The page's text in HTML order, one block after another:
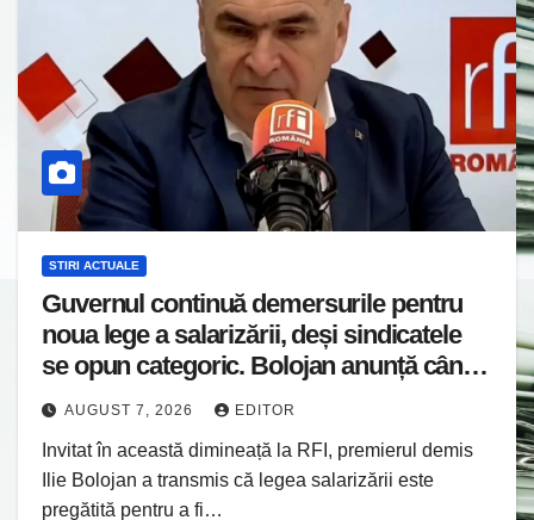
STIRI ACTUALE
Guvernul continuă demersurile pentru
noua lege a salarizării, deși sindicatele
se opun categoric. Bolojan anunță când
ar putea fi depusă în Parlament
AUGUST 7, 2026 EDITOR
Invitat în această dimineață la RFI, premierul demis
Ilie Bolojan a transmis că legea salarizării este
pregătită pentru a fi…